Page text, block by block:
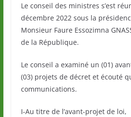
Le conseil des ministres s’est
décembre 2022 sous la
Monsieur Faure Essozimna
de la République.
Le conseil a examiné un (01)
(03) projets de décret et écouté
communications.
I-Au titre de l’avant-projet de loi,